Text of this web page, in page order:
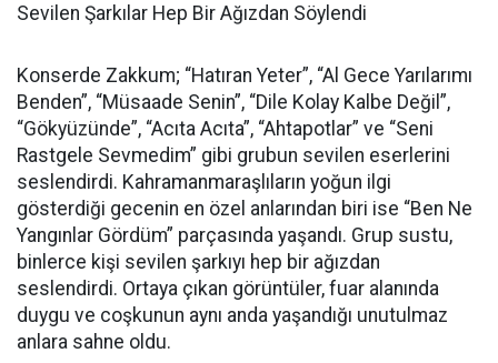
Sevilen Şarkılar Hep Bir Ağızdan Söylendi
Konserde Zakkum; “Hatıran Yeter”, “Al Gece Yarılarımı
Benden”, “Müsaade Senin”, “Dile Kolay Kalbe Değil”,
“Gökyüzünde”, “Acıta Acıta”, “Ahtapotlar” ve “Seni
Rastgele Sevmedim” gibi grubun sevilen eserlerini
seslendirdi. Kahramanmaraşlıların yoğun ilgi
gösterdiği gecenin en özel anlarından biri ise “Ben Ne
Yangınlar Gördüm” parçasında yaşandı. Grup sustu,
binlerce kişi sevilen şarkıyı hep bir ağızdan
seslendirdi. Ortaya çıkan görüntüler, fuar alanında
duygu ve coşkunun aynı anda yaşandığı unutulmaz
anlara sahne oldu.